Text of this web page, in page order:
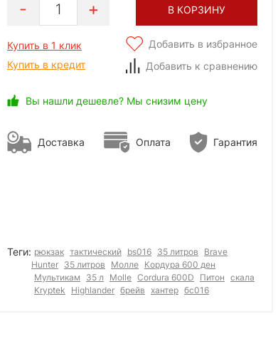
1 В КОРЗИНУ
Купить в 1 клик
Купить в кредит
Добавить в избранное
Добавить к сравнению
Вы нашли дешевле? Мы снизим цену
Доставка Оплата Гарантия
Теги: рюкзак тактический bs016 35 литров
Brave
Hunter 35 литров Молле Кордура 600 ден
Мультикам
35 л Molle Cordura 600D Питон скала
Kryptek
Highlander брейв хантер бс016